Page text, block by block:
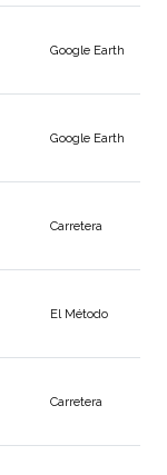
Google Earth
Google Earth
Carretera
El Método
Carretera